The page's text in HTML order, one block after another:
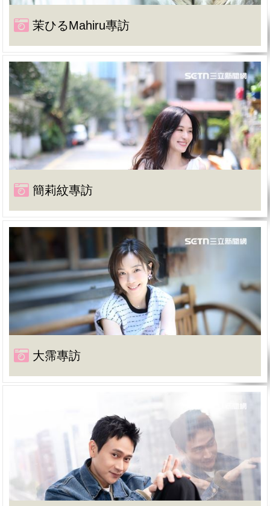
茉ひるMahiru專訪
簡莉紋專訪
大霈專訪